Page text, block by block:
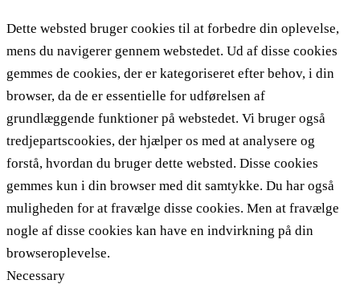
Dette websted bruger cookies til at forbedre din oplevelse,
mens du navigerer gennem webstedet. Ud af disse cookies
gemmes de cookies, der er kategoriseret efter behov, i din
browser, da de er essentielle for udførelsen af ​​
grundlæggende funktioner på webstedet. Vi bruger også
tredjepartscookies, der hjælper os med at analysere og
forstå, hvordan du bruger dette websted. Disse cookies
gemmes kun i din browser med dit samtykke. Du har også
muligheden for at fravælge disse cookies. Men at fravælge
nogle af disse cookies kan have en indvirkning på din
browseroplevelse.
Necessary